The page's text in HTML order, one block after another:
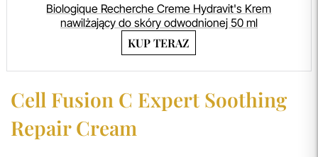
Biologique Recherche Creme Hydravit's Krem
nawilżający do skóry odwodnionej 50 ml
KUP TERAZ
Cell Fusion C Expert Soothing
Repair Cream